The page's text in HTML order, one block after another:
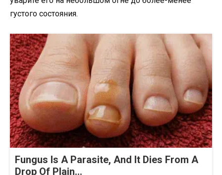
густого состояния.
Fungus Is A Parasite, And It Dies From A
Drop Of Plain...